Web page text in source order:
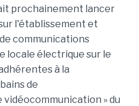
prochainement lancer
l'établissement et
communications
locale électrique sur le
à la
de
» du